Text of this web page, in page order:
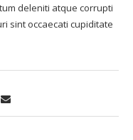
deleniti atque corrupti
sint occaecati cupiditate